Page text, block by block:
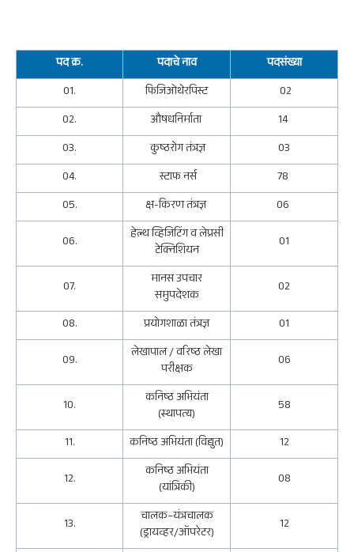
पद क्र. पदाचे नाव
पदसंख्या
01.
फिजिओथेरपिस्ट
02
02.
औषधनिर्माता
14
03.
कुष्ठरोग तंत्रज्ञ
03
04.
स्टाफ नर्स
78
05.
क्ष-किरण तंत्रज्ञ
06
06.
हेल्थ व्हिजिटिंग व लेप्रसी
टेक्निशियन
01
07.
मानस उपचार
समुपदेशक
02
08.
प्रयोगशाळा तंत्रज्ञ
01
09.
लेखापाल / वरिष्ठ लेखा
परीक्षक
06
10.
कनिष्ठ अभियंता
(स्थापत्य)
58
11.
कनिष्ठ अभियंता (विद्युत)
12
12.
कनिष्ठ अभियंता
(यांत्रिकी)
08
13.
चालक–यंत्रचालक
(ड्रायव्हर/ऑपरेटर)
12